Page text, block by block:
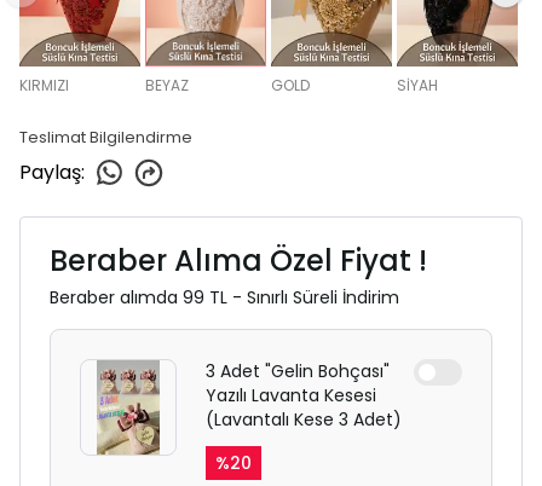
KIRMIZI BEYAZ GOLD SİYAH
Teslimat Bilgilendirme
Paylaş:
Beraber Alıma Özel Fiyat !
Beraber alımda 99 TL - Sınırlı Süreli İndirim
3 Adet "Gelin Bohçası"
Yazılı Lavanta Kesesi
(Lavantalı Kese 3 Adet)
%20